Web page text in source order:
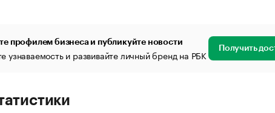
профилем бизнеса и публикуйте новости
узнаваемость и развивайте личный бренд на РБК Получить